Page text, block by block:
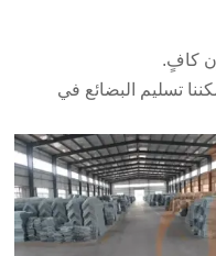
كافٍ.
تسليم البضائع في